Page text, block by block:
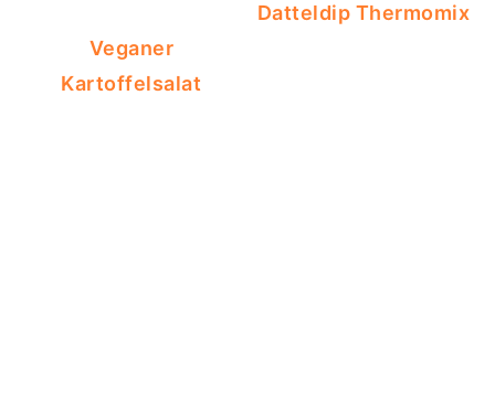
Veganer
Kartoffelsalat
Datteldip Thermomix